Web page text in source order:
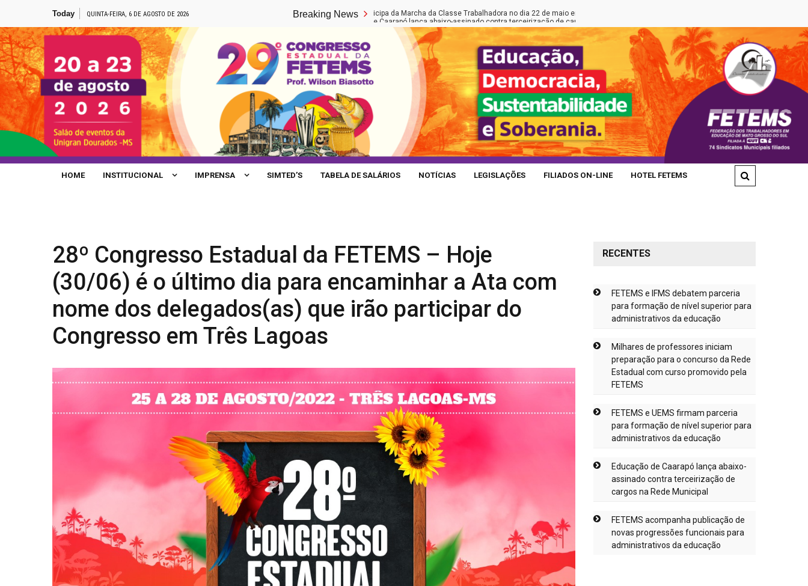
content
Today QUINTA-FEIRA, 6 DE AGOSTO DE 2026 Breaking News
Fetems participa da Marcha da Classe Trabalhadora no dia 22 de maio em Brasília
Educação de Caarapó lança abaixo-assinado contra terceirização de cargos na Rede Municipal
Site de Notícias da FETEMS
HOME INSTITUCIONAL IMPRENSA SIMTED’S TABELA DE SALÁRIOS NOTÍCIAS LEGISLAÇÕES FILIADOS ON-LINE HOTEL FETEMS
28º Congresso Estadual da FETEMS – Hoje
(30/06) é o último dia para encaminhar a Ata com
nome dos delegados(as) que irão participar do
Congresso em Três Lagoas
RECENTES
FETEMS e IFMS debatem parceria
para formação de nível superior para
administrativos da educação
Milhares de professores iniciam
preparação para o concurso da Rede
Estadual com curso promovido pela
FETEMS
FETEMS e UEMS firmam parceria
para formação de nível superior para
administrativos da educação
Educação de Caarapó lança abaixo-
assinado contra terceirização de
cargos na Rede Municipal
FETEMS acompanha publicação de
novas progressões funcionais para
administrativos da educação